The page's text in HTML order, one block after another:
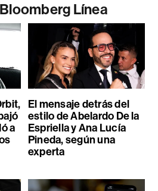
Línea
a
El mensaje detrás del
estilo de Abelardo De la
Espriella y Ana Lucía
Pineda, según una
experta